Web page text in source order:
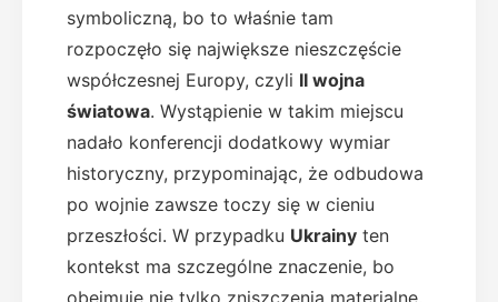
symboliczną, bo to właśnie tam
rozpoczęło się największe nieszczęście
współczesnej Europy, czyli II wojna
światowa. Wystąpienie w takim miejscu
nadało konferencji dodatkowy wymiar
historyczny, przypominając, że odbudowa
po wojnie zawsze toczy się w cieniu
przeszłości. W przypadku Ukrainy ten
kontekst ma szczególne znaczenie, bo
obejmuje nie tylko zniszczenia materialne,